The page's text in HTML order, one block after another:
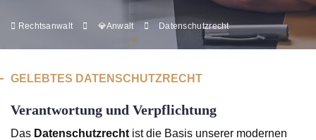
Rechtsanwalt 💎Anwalt Datenschutzrecht
GELEBTES DATENSCHUTZRECHT
Verantwortung und Verpflichtung
Das Datenschutzrecht ist die Basis unserer modernen